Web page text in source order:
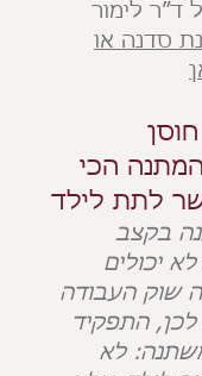
לימור
סדנה או
1: חוסן
הכי
לתת לילד
בקצב
יכולים
שוק העבודה
שנה. לכן, התפקיד
לא